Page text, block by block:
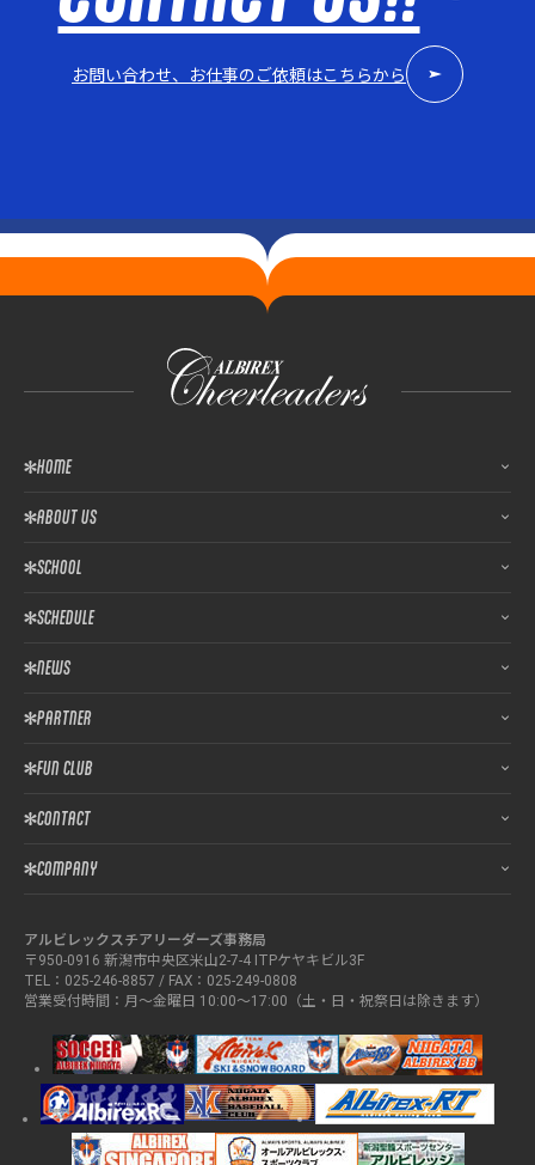
お問い合わせ、お仕事のご依頼はこちらから
HOME
ABOUT US
SCHOOL
SCHEDULE
NEWS
PARTNER
FUN CLUB
CONTACT
COMPANY
アルビレックスチアリーダーズ事務局
〒950-0916 新潟市中央区米山2-7-4 ITPケヤキビル3F
TEL：025-246-8857 / FAX：025-249-0808
営業受付時間：月～金曜日 10:00～17:00（土・日・祝祭日は除きます）